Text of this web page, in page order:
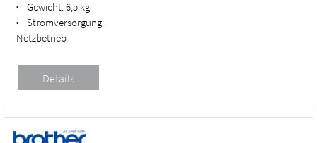
• Gewicht:6,5 kg
•
Stromversorgung:
Netzbetrieb